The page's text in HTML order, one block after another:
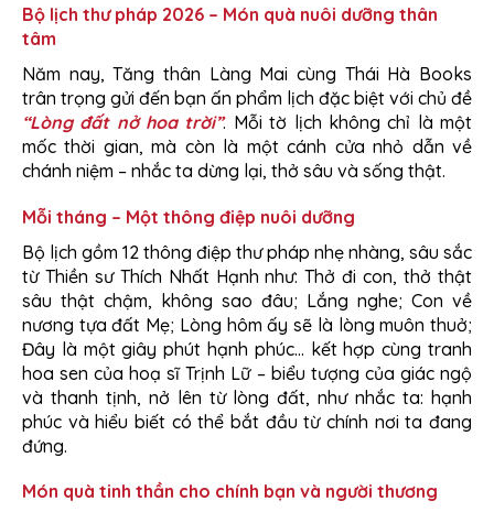
Bộ lịch thư pháp 2026 – Món quà nuôi dưỡng thân
tâm
Năm nay, Tăng thân Làng Mai cùng Thái Hà Books
trân trọng gửi đến bạn ấn phẩm lịch đặc biệt với chủ đề
“Lòng đất nở hoa trời”. Mỗi tờ lịch không chỉ là một
mốc thời gian, mà còn là một cánh cửa nhỏ dẫn về
chánh niệm – nhắc ta dừng lại, thở sâu và sống thật.
Mỗi tháng – Một thông điệp nuôi dưỡng
Bộ lịch gồm 12 thông điệp thư pháp nhẹ nhàng, sâu sắc
từ Thiền sư Thích Nhất Hạnh như: Thở đi con, thở thật
sâu thật chậm, không sao đâu; Lắng nghe; Con về
nương tựa đất Mẹ; Lòng hôm ấy sẽ là lòng muôn thuở;
Đây là một giây phút hạnh phúc… kết hợp cùng tranh
hoa sen của hoạ sĩ Trịnh Lữ – biểu tượng của giác ngộ
và thanh tịnh, nở lên từ lòng đất, như nhắc ta: hạnh
phúc và hiểu biết có thể bắt đầu từ chính nơi ta đang
đứng.
Món quà tinh thần cho chính bạn và người thương